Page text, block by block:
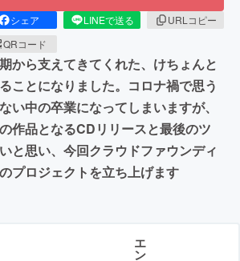
シェア LINEで送る
URLコピー
QRコード
から支えてきてくれた、けちょんと
ことになりました。コロナ禍で思う
い中の卒業になってしまいますが、
作品となるCDリリースと最後のツ
と思い、今回クラウドファウンディ
プロジェクトを立ち上げます
エ
ン